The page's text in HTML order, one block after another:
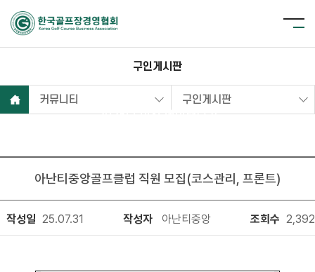
구인게시판
2025년 이전 데이터보기
커뮤니티 구인게시판
아난티중앙골프클럽 직원 모집(코스관리, 프론트)
작성일 25.07.31 작성자 아난티중앙 조회수 2,392